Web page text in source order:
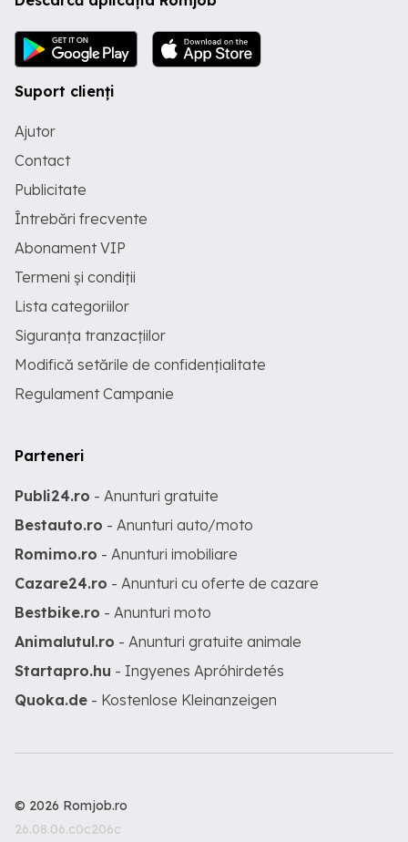
Suport clienți
Ajutor
Contact
Publicitate
Întrebări frecvente
Abonament VIP
Termeni și condiții
Lista categoriilor
Siguranța tranzacțiilor
Modifică setările de confidențialitate
Regulament Campanie
Parteneri
Publi24.ro - Anunturi gratuite
Bestauto.ro - Anunturi auto/moto
Romimo.ro - Anunturi imobiliare
Cazare24.ro - Anunturi cu oferte de cazare
Bestbike.ro - Anunturi moto
Animalutul.ro - Anunturi gratuite animale
Startapro.hu - Ingyenes Apróhirdetés
Quoka.de - Kostenlose Kleinanzeigen
© 2026 Romjob.ro
26.08.06.c0c206c